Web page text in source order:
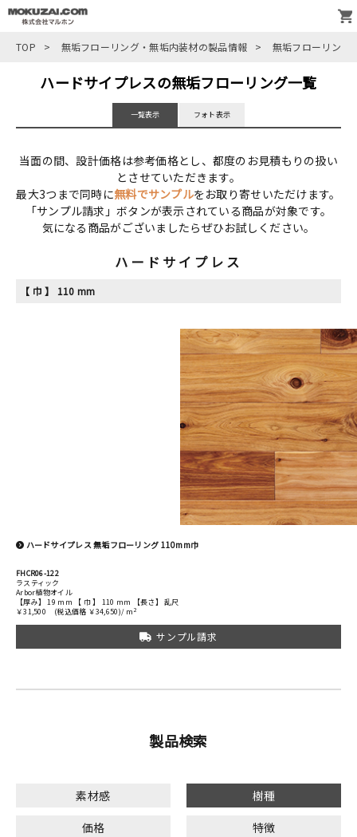
TOP > 無垢フローリング・無垢内装材の製品情報 > 無垢フローリング
ハードサイプレスの無垢フローリング一覧
一覧表示 フォト表示
当面の間、設計価格は参考価格とし、都度のお見積もりの扱い
とさせていただきます。
最大3つまで同時に無料でサンプルをお取り寄せいただけます。
「サンプル請求」ボタンが表示されている商品が対象です。
気になる商品がございましたらぜひお試しください。
ハードサイプレス
【 巾 】 110 mm
ハードサイプレス 無垢フローリング 110mm巾
FHCR06-122
ラスティック
Arbor植物オイル
【厚み】 19 mm 【 巾 】 110 mm 【長さ】 乱尺
￥31,500
(税込価格 ￥34,650)/ m 2
サンプル請求
製品検索
素材感
樹種
価格
特徴